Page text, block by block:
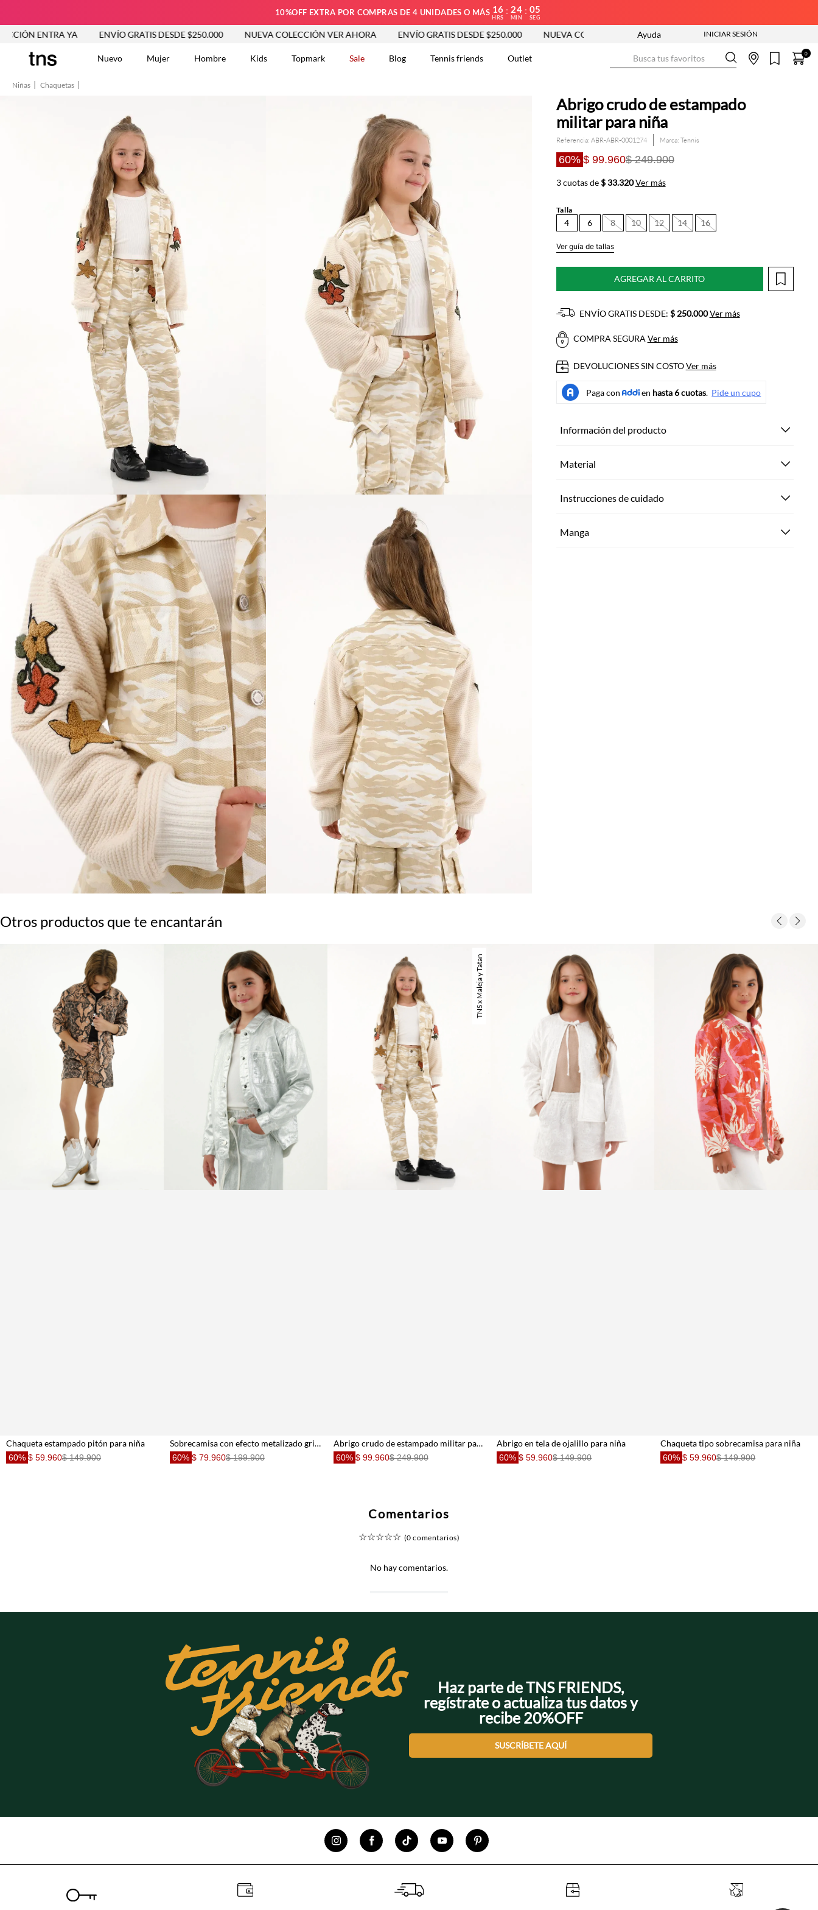
10%OFF EXTRA POR COMPRAS DE 4 UNIDADES O MÁS 16
HRS
: 24
MIN
: 04
SEG
YA ENVÍO GRATIS DESDE $250.000 NUEVA COLECCIÓN VER AHORA ENVÍO GRATIS DESDE $250.000 NUEVA COLECCIÓN ENTRA YA ENVÍO GRATIS DESDE $250.000
Ayuda
Nuevo Mujer Hombre Kids Topmark Sale Blog Tennis friends Outlet 0
Niñas Chaquetas
Abrigo crudo de estampado
militar para niña
Referencia: ABR-ABR-0001274 Tennis
60% $ 99.960$ 249.900
3 cuotas de$ 33.320 Ver más
Talla
4 6 8 10 12 14 16
Ver guía de tallas
AGREGAR AL CARRITO
ENVÍO GRATIS DESDE: $ 250.000 Ver más
COMPRA SEGURA Ver más
DEVOLUCIONES SIN COSTOVer más
Información del producto
Material
Instrucciones de cuidado
Manga
Otros productos que te encantarán
Chaqueta estampado pitón para niña
60% $ 59.960$ 149.900
Sobrecamisa con efecto metalizado gris para niña
60% $ 79.960$ 199.900
TNS x Maleja y Tatan
Abrigo crudo de estampado militar para niña
60% $ 99.960$ 249.900
Abrigo en tela de ojalillo para niña
60% $ 59.960$ 149.900
Chaqueta tipo sobrecamisa para niña
60% $ 59.960$ 149.900
Comentarios
☆☆☆☆☆ (0 comentarios)
No hay comentarios.
Haz parte de TNS FRIENDS,
regístrate o actualiza tus datos y
recibe 20%OFF
SUSCRÍBETE AQUÍ
8.
9